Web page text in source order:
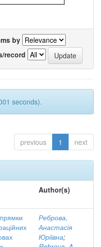
by
record
seconds).
previous 1 next
Author(s)
Реброва,
Анастасія
Юріївна;